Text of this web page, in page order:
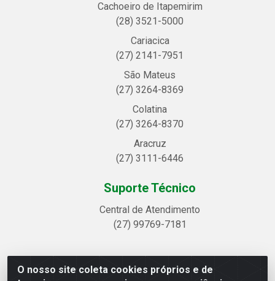
O nosso site coleta cookies próprios e de
Cachoeiro de Itapemirim
(28) 3521-5000
Cariacica
(27) 2141-7951
São Mateus
(27) 3264-8369
Colatina
(27) 3264-8370
Aracruz
(27) 3111-6446
Suporte Técnico
Central de Atendimento
(27) 99769-7181
Linhavix Distribuidora LTDA - Avenida Alegre, 2521 -